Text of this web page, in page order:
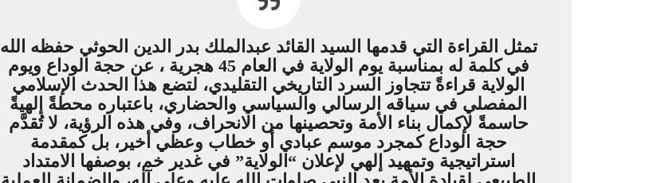
تمثل القراءة التي قدمها السيد القائد عبدالملك بدر الدين الحوثي حفظه الله
في كلمة له بمناسبة يوم الولاية في العام 45 هجرية ، عن حجة الوداع ويوم
الولاية قراءةً تتجاوز السرد التاريخي التقليدي، لتضع هذا الحدث الإسلامي
المفصلي في سياقه الرسالي والسياسي والحضاري، باعتباره محطةً إلهيةً
حاسمةً لإكمال بناء الأمة وتحصينها من الانحراف، وفي هذه الرؤية، لا تُقدَّم
حجة الوداع كمجرد موسم عبادي أو خطاب وعظي أخير، بل كمقدمة
استراتيجية وتمهيد إلهي لإعلان “الولاية” في غدير خم، بوصفها الامتداد